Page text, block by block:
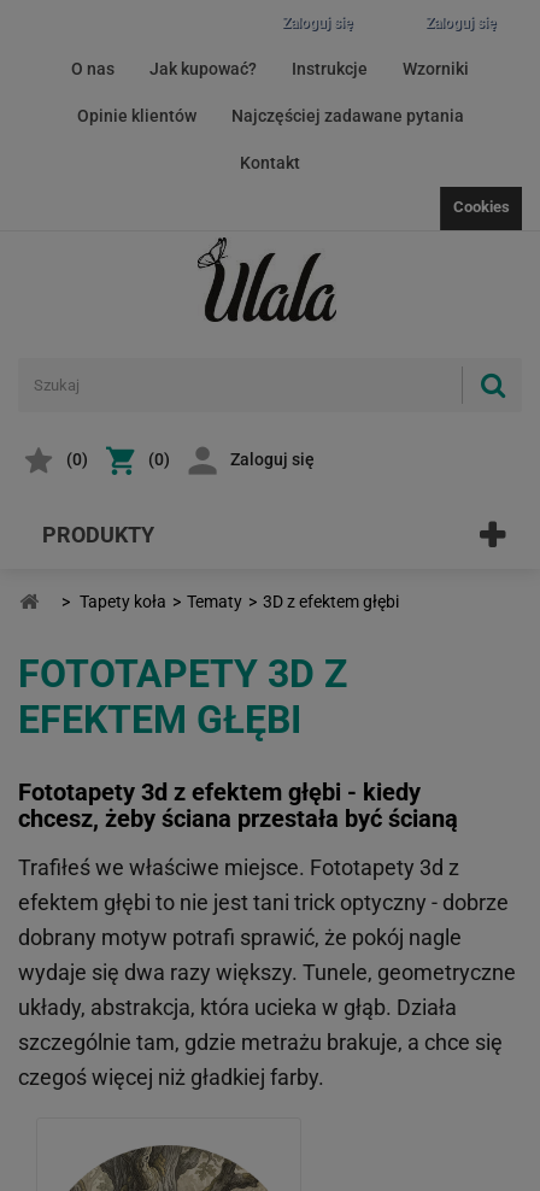
Zaloguj się
Zaloguj się
O nas Jak kupować? Instrukcje Wzorniki
Opinie klientów Najczęściej zadawane pytania
Kontakt
Cookies
(0) (0) Zaloguj się
PRODUKTY
> Tapety koła > Tematy > 3D z efektem głębi
FOTOTAPETY 3D Z
EFEKTEM GŁĘBI
Fototapety 3d z efektem głębi - kiedy
chcesz, żeby ściana przestała być ścianą
Trafiłeś we właściwe miejsce. Fototapety 3d z
efektem głębi to nie jest tani trick optyczny - dobrze
dobrany motyw potrafi sprawić, że pokój nagle
wydaje się dwa razy większy. Tunele, geometryczne
układy, abstrakcja, która ucieka w głąb. Działa
szczególnie tam, gdzie metrażu brakuje, a chce się
czegoś więcej niż gładkiej farby.